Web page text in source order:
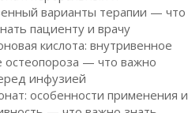
варианты терапии — что
пациенту и врачу
кислота: внутривенное
остеопороза — что важно
инфузией
особенности применения и